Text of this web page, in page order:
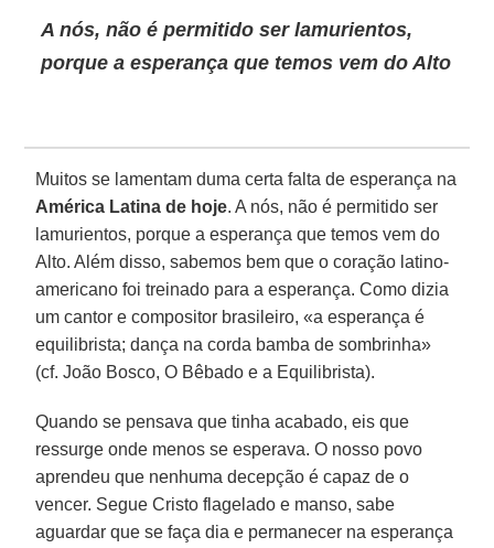
A nós, não é permitido ser lamurientos,
porque a esperança que temos vem do Alto
Muitos se lamentam duma certa falta de esperança na
América Latina de hoje. A nós, não é permitido ser
lamurientos, porque a esperança que temos vem do
Alto. Além disso, sabemos bem que o coração latino-
americano foi treinado para a esperança. Como dizia
um cantor e compositor brasileiro, «a esperança é
equilibrista; dança na corda bamba de sombrinha»
(cf. João Bosco, O Bêbado e a Equilibrista).
Quando se pensava que tinha acabado, eis que
ressurge onde menos se esperava. O nosso povo
aprendeu que nenhuma decepção é capaz de o
vencer. Segue Cristo flagelado e manso, sabe
aguardar que se faça dia e permanecer na esperança